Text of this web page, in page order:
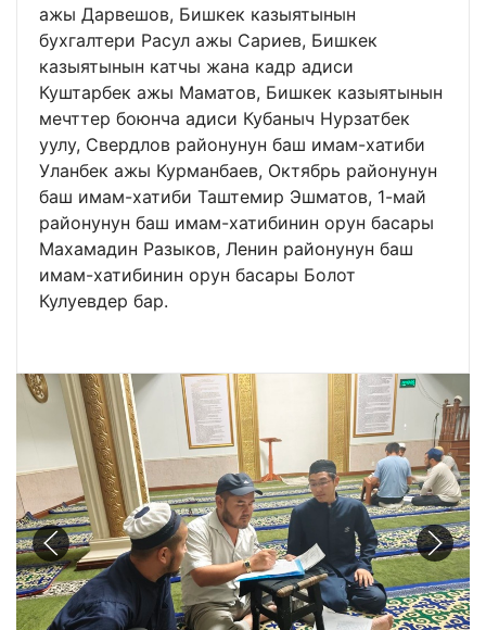
ажы Дарвешов, Бишкек казыятынын
бухгалтери Расул ажы Сариев, Бишкек
казыятынын катчы жана кадр адиси
Куштарбек ажы Маматов, Бишкек казыятынын
мечттер боюнча адиси Кубаныч Нурзатбек
уулу, Свердлов районунун баш имам-хатиби
Уланбек ажы Курманбаев, Октябрь районунун
баш имам-хатиби Таштемир Эшматов, 1-май
районунун баш имам-хатибинин орун басары
Махамадин Разыков, Ленин районунун баш
имам-хатибинин орун басары Болот
Кулуевдер бар.